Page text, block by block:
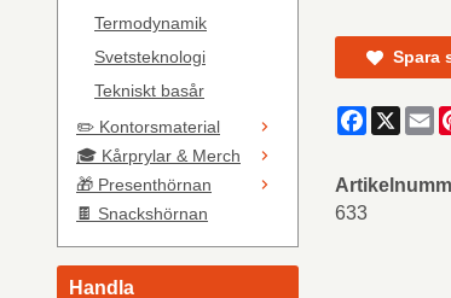
Termodynamik
Svetsteknologi
Tekniskt basår
✏️ Kontorsmaterial
🎓 Kårprylar & Merch
🎁 Presenthörnan
🍫 Snackshörnan
Handla
Spara
Facebook
X
633